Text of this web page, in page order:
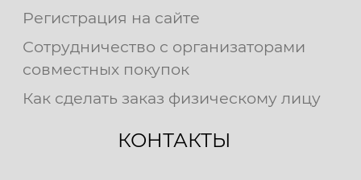
Регистрация на сайте
Сотрудничество с организаторами
совместных покупок
Как сделать заказ физическому лицу
КОНТАКТЫ